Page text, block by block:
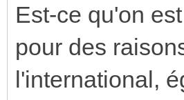
Est-ce qu'on
pour des
l'international,